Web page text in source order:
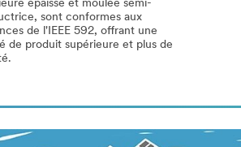
épaisse et moulée semi-
sont conformes aux
de l'IEEE 592, offrant une
de produit supérieure et plus de